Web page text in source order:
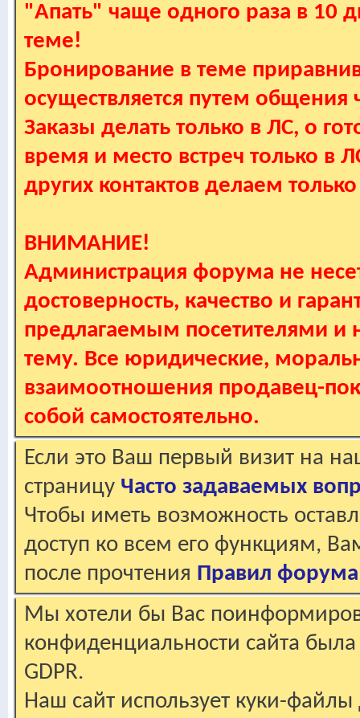
"Апать" чаще одного раза в 10
теме!
Бронирование в теме
осуществляется путем
Заказы делать только в ЛС, о
время и место встреч только в
других контактов делаем
ВНИМАНИЕ!
Администрация форума не
достоверность, качество и
предлагаемым посетителями и
тему. Все юридические,
взаимоотношения продавец-
собой самостоятельно.
Если это Ваш первый визит на
страницу Часто задаваемых
Чтобы иметь возможность
доступ ко всем его функциям,
после прочтения Правил форума
Мы хотели бы Вас
конфиденциальности сайта
GDPR.
Наш сайт использует куки-файлы